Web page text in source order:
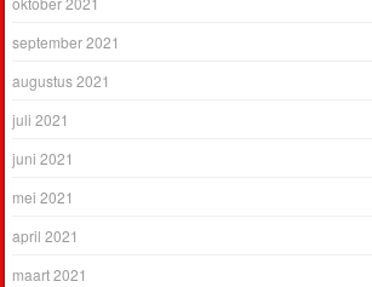
september 2021
augustus 2021
juli 2021
juni 2021
mei 2021
april 2021
maart 2021